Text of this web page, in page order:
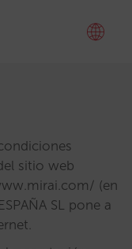
sitio web
(en
SL pone a